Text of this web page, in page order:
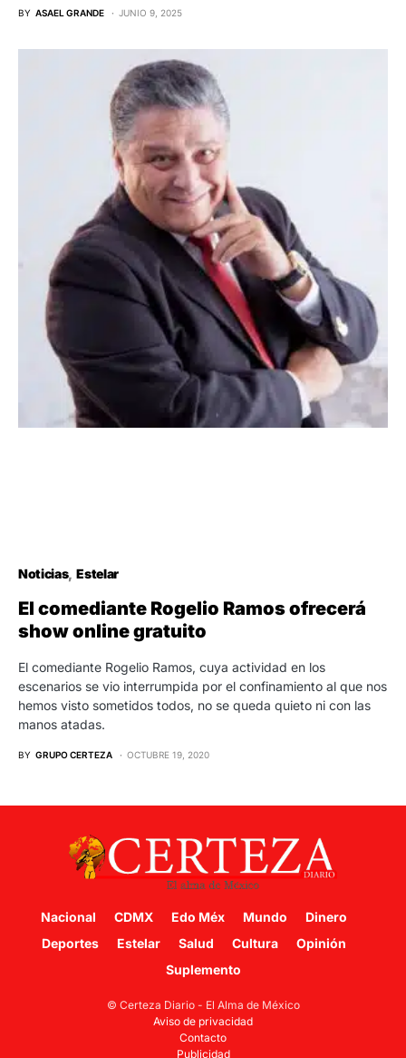
BY ASAEL GRANDE JUNIO 9, 2025
Noticias Estelar
El comediante Rogelio Ramos ofrecerá
show online gratuito
El comediante Rogelio Ramos, cuya actividad en los
escenarios se vio interrumpida por el confinamiento al que nos
hemos visto sometidos todos, no se queda quieto ni con las
manos atadas.
BY GRUPO CERTEZA OCTUBRE 19, 2020
Nacional CDMX Edo Méx Mundo
Dinero
Deportes
Estelar Salud Cultura
Opinión
Suplemento
© Certeza Diario - El Alma de México
Aviso de privacidad
Contacto
Publicidad